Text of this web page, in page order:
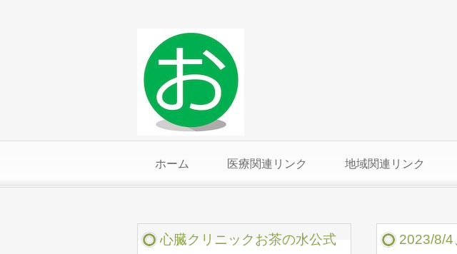
ホーム 医療関連リンク 地域関連リンク
2023/8/4
心臓クリニックお茶の水公式